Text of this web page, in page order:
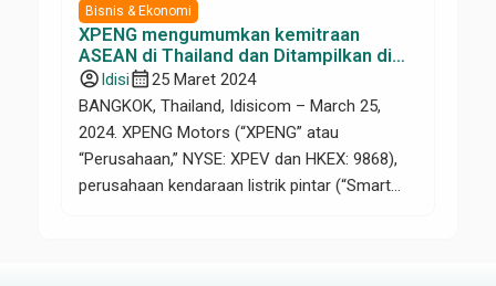
Bisnis & Ekonomi
XPENG mengumumkan kemitraan
ASEAN di Thailand dan Ditampilkan di
Bangkok International Motor Show ke-
45
account_circleIdisicalendar_month25 Maret 2024
BANGKOK, Thailand, Idisicom – March 25,
2024. XPENG Motors (“XPENG” atau
“Perusahaan,” NYSE: XPEV dan HKEX: 9868),
perusahaan kendaraan listrik pintar (“Smart